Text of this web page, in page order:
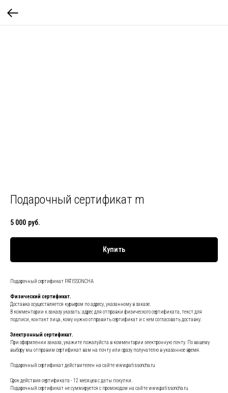
Подарочный сертификат m
5 000 руб.
Купить
Подарочный сертификат PATISSONCHA
Физический сертификат.
Доставка осуществляется курьером по адресу, указанному в заказе.
В комментарии к заказу указать: адрес для отправки физического сертификата, текст для
подписи, контакт лица, кому нужно отправить сертификат и с кем согласовать доставку.
Электронный сертификат.
При оформлении заказа, укажите пожалуйста в комментарии электронную почту. По вашему
выбору мы отправим сертификат вам на почту или сразу получателю в указанное время.
Подарочный сертификат действителен на сайте www.patissoncha.ru
Срок действия сертификата - 12 месяцев с даты покупки.
Подарочный сертификат не суммируется с промокодом на сайте www.patissoncha.ru